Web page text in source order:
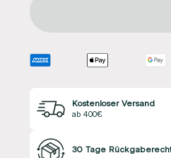
Kostenloser Versand
ab 400€
30 Tage